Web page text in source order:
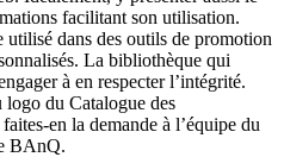
facilitant son utilisation.
dans des outils de promotion
La bibliothèque qui
à en respecter l’intégrité.
du Catalogue des
en la demande à l’équipe du
BAnQ.